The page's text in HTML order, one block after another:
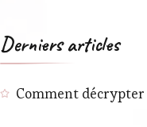
Derniers articles
Comment décrypter